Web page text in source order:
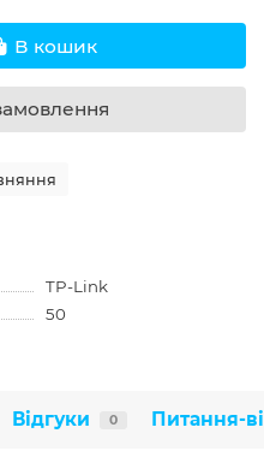
В кошик
TP-Link
50
Відгуки 0 Питання-